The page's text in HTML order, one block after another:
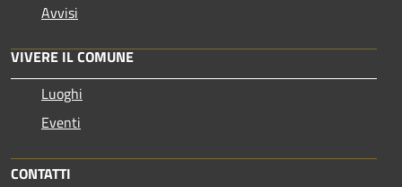
Avvisi
VIVERE IL COMUNE
Luoghi
Eventi
CONTATTI